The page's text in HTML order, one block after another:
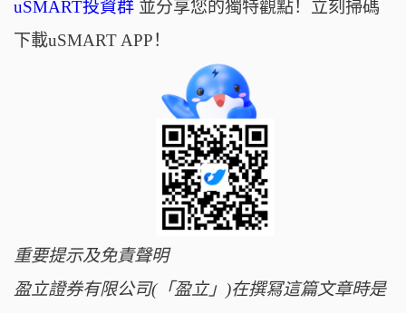
uSMART投資群並分享您的獨特觀點！立刻掃碼
下載uSMART APP！
重要提示及免責聲明
盈立證券有限公司(「盈立」)在撰冩這篇文章時是